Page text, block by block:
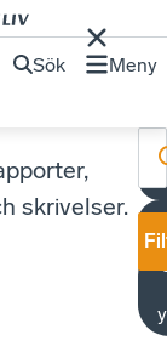
Sök Meny
skrivelser.